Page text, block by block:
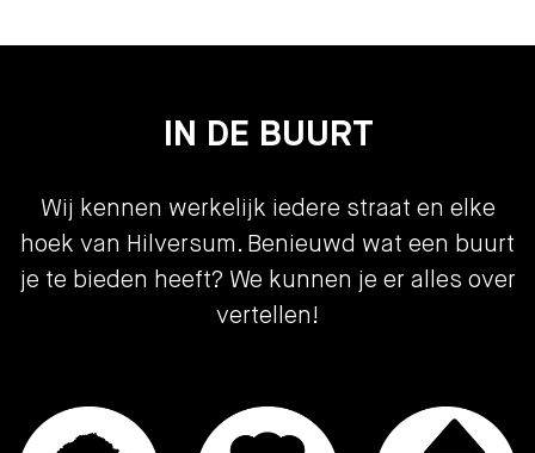
2025
Indeling
Woonoppervlakte 72
300
Etages
IN DE BUURT
Wij kennen werkelijk iedere straat en elke
hoek van Hilversum. Benieuwd wat een buurt
je te bieden heeft? We kunnen je er alles over
vertellen!